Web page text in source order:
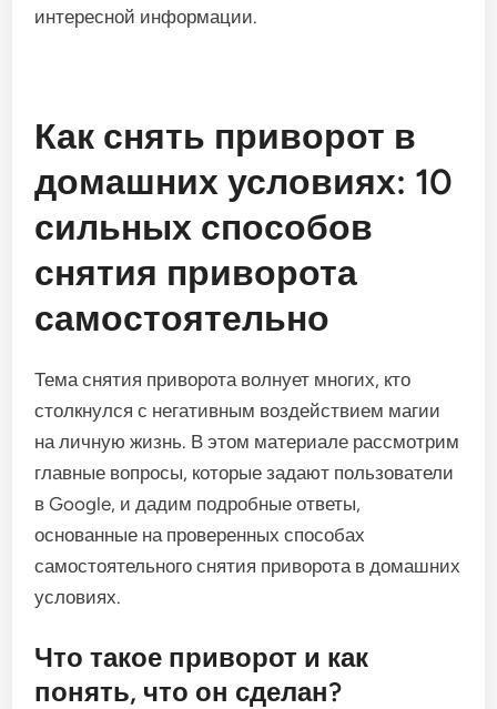
интересной информации.
Как снять приворот в
домашних условиях: 10
сильных способов
снятия приворота
самостоятельно
Тема снятия приворота волнует многих, кто
столкнулся с негативным воздействием магии
на личную жизнь. В этом материале рассмотрим
главные вопросы, которые задают пользователи
в Google, и дадим подробные ответы,
основанные на проверенных способах
самостоятельного снятия приворота в домашних
условиях.
Что такое приворот и как
понять, что он сделан?